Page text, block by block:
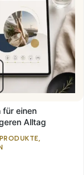
für einen
Alltag
,